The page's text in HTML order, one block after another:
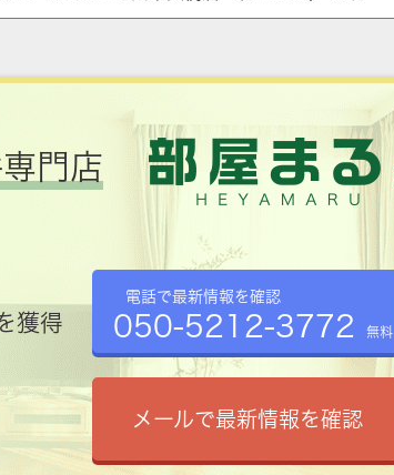
門店
獲得
電話で最新情報を確認
050-5212-3772 無料
メールで最新情報を確認